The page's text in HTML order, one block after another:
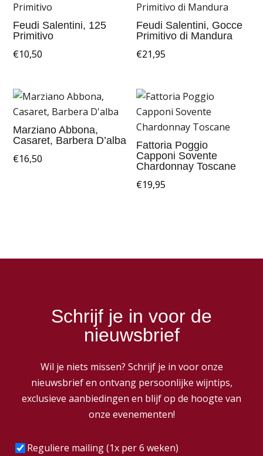
Feudi Salentini, 125
Primitivo
€10,50
Feudi Salentini, Gocce
Primitivo di Mandura
€21,95
Marziano Abbona,
Casaret, Barbera D’alba
€16,50
Fattoria Poggio
Capponi Sovente
Chardonnay Toscane
€19,95
Schrijf je in voor de
nieuwsbrief
Wil je niets missen? Schrijf je in voor onze
nieuwsbrief en ontvang persoonlijke wijntips,
exclusieve aanbiedingen en blijf op de hoogte van
onze evenementen!
Frequentie(Vereist)
Reguliere mailing (1x per 6 weken)